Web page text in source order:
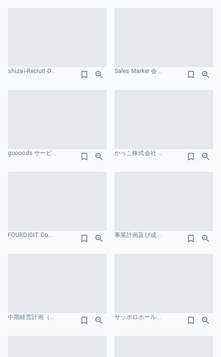
shizai-Recruit-Deck 市場規模のスライドデザイン Sales Marker 会社紹介資料 ターゲット市場のスライドデザイン
goooods サービス紹介資料 ターゲット市場のスライドデザイン かっこ株式会社 ターゲット市場のスライドデザイン
FOURDIGIT Company Profile 成長戦略のスライドデザイン 事業計画及び成長可能性に関する事項 株式会社スマレジ 成長戦略のスライドデザイン
中期経営計画（VISION 2030） 株式会社INFORICH ターゲット市場のスライドデザイン サッポロホールディングス株式会社-統合報告書 不動産事業のスライドデザイン